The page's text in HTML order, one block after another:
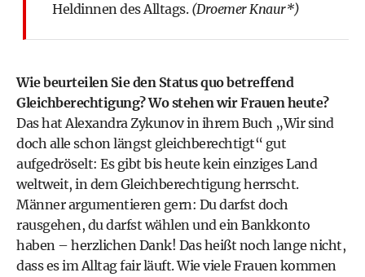
Heldinnen des Alltags. (Droemer Knaur*)
Wie beurteilen Sie den Status quo betreffend
Gleichberechtigung? Wo stehen wir Frauen heute?
Das hat Alexandra Zykunov in ihrem Buch „Wir sind
doch alle schon längst gleichberechtigt“ gut
aufgedröselt: Es gibt bis heute kein einziges Land
weltweit, in dem Gleichberechtigung herrscht.
Männer argumentieren gern: Du darfst doch
rausgehen, du darfst wählen und ein Bankkonto
haben – herzlichen Dank! Das heißt noch lange nicht,
dass es im Alltag fair läuft. Wie viele Frauen kommen